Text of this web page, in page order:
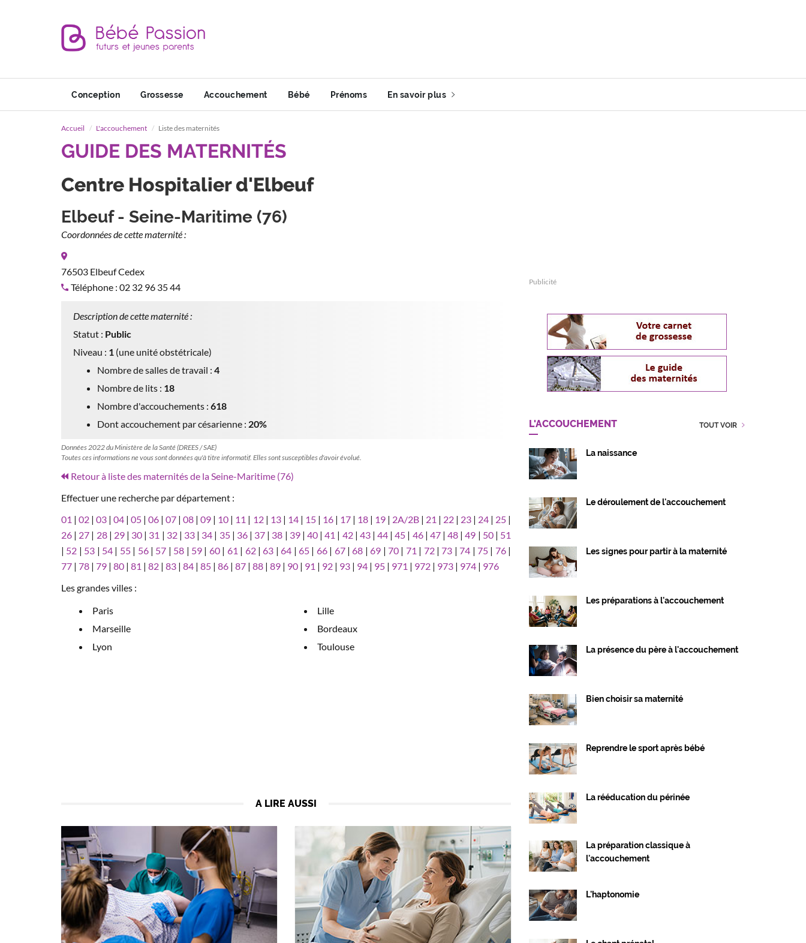
Conception Grossesse Accouchement Bébé Prénoms En savoir plus
Accueil L'accouchement Liste des maternités
GUIDE DES MATERNITÉS
Centre Hospitalier d'Elbeuf
Elbeuf - Seine-Maritime (76)
Coordonnées de cette maternité :
76503 Elbeuf Cedex
Téléphone : 02 32 96 35 44
Description de cette maternité :
Statut : Public
Niveau : 1 (une unité obstétricale)
Nombre de salles de travail : 4
Nombre de lits : 18
Nombre d'accouchements : 618
Dont accouchement par césarienne : 20%
Données 2022 du Ministère de la Santé (DREES / SAE)
Toutes ces informations ne vous sont données qu'à titre informatif. Elles sont susceptibles d'avoir évolué.
Retour à liste des maternités de la Seine-Maritime (76)
Effectuer une recherche par département :
01 |02 |03 |04 |05 |06 |07 |08 |09 | 10 | 11 | 12| 13| 14| 15| 16| 17| 18| 19| 2A/2B| 21 | 22| 23 | 24 | 25 |
26 | 27 | 28| 29| 30 | 31 | 32| 33| 34 | 35| 36| 37 | 38 | 39| 40|41 | 42| 43|44 |45 | 46| 47|48 |49 | 50| 51
| 52 | 53 | 54 | 55| 56| 57 | 58 | 59 | 60| 61 | 62|63 |64 | 65| 66| 67|68 |69 |70 | 71 | 72|73 |74 |75 | 76|
77 | 78 | 79 | 80 | 81 | 82 | 83 | 84 | 85 | 86 | 87 | 88 | 89 | 90 | 91 | 92 | 93 | 94 | 95 | 971 | 972 | 973 | 974 | 976
Les grandes villes :
Paris
Marseille
Lyon
Lille
Bordeaux
Toulouse
A LIRE AUSSI
Publicité
L'ACCOUCHEMENT TOUT VOIR
La naissance
Le déroulement de l'accouchement
Les signes pour partir à la maternité
Les préparations à l'accouchement
La présence du père à l'accouchement
Bien choisir sa maternité
Reprendre le sport après bébé
La rééducation du périnée
La préparation classique à
l'accouchement
L'haptonomie